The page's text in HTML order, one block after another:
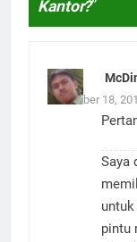
November 18,
Saya